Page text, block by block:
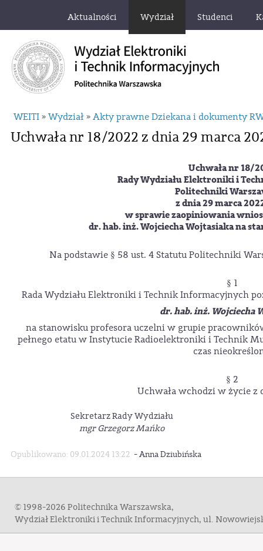
Aktualności Wydział Studenci
WEITI » Wydział » Akty prawne Dziekana i dokumenty
Uchwała nr 18/2022 z dnia 29 marca
Uchwała nr 18/
Rady Wydziału Elektroniki i
Politechniki
z dnia 29 marca
w sprawie zaopiniowania
dr. hab. inż. Wojciecha Wojtasiaka na
Na podstawie § 58 ust. 4 Statutu Politechniki
§ 1
Rada Wydziału Elektroniki i Technik Informacyjnych
dr. hab. inż. Wojciecha
na stanowisku profesora uczelni w grupie
pełnego etatu w Instytucie Radioelektroniki i Technik
czas
§ 2
Uchwała wchodzi w życie z
Sekretarz Rady Wydziału
mgr Grzegorz Mańko
Opublikowano: 09.01.2024 13:22 -Anna Dziubińska
© 1998-2026 Politechnika Warszawska,
Wydział Elektroniki i Technik Informacyjnych, ul.